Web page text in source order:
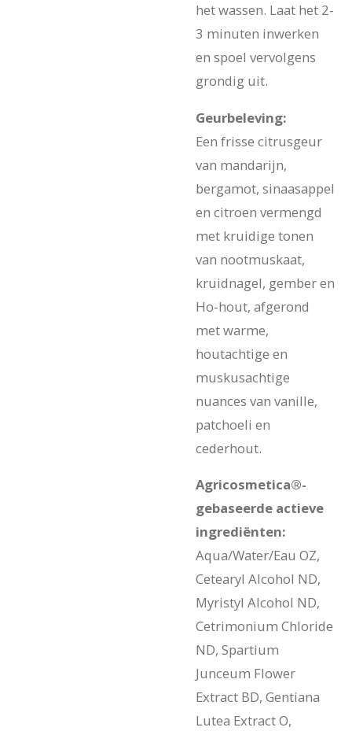
het wassen. Laat het 2-
3 minuten inwerken
en spoel vervolgens
grondig uit.
Geurbeleving:
Een frisse citrusgeur
van mandarijn,
bergamot, sinaasappel
en citroen vermengd
met kruidige tonen
van nootmuskaat,
kruidnagel, gember en
Ho-hout, afgerond
met warme,
houtachtige en
muskusachtige
nuances van vanille,
patchoeli en
cederhout.
Agricosmetica®-
gebaseerde actieve
ingrediënten:
Aqua/Water/Eau OZ,
Cetearyl Alcohol ND,
Myristyl Alcohol ND,
Cetrimonium Chloride
ND, Spartium
Junceum Flower
Extract BD, Gentiana
Lutea Extract O,